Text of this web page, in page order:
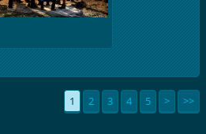
1 2 3 4 5 > >>